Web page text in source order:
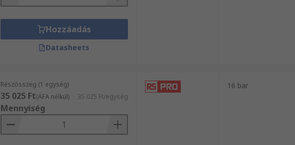
Hozzáadás
Datasheets
Részösszeg (1 egység)
35 025 Ft(ÁFA nélkül) 35 025 Ft/egység
Mennyiség
16 bar